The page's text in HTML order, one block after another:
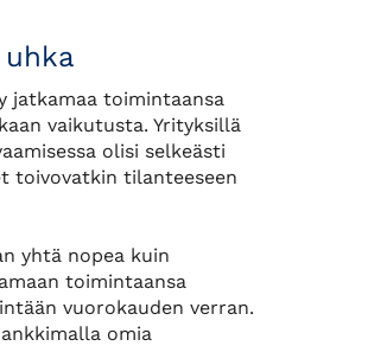
jatkamaa toimintaansa
vaikutusta. Yrityksillä
olisi selkeästi
toivovatkin tilanteeseen
yhtä nopea kuin
toimintaansa
vuorokauden verran.
omia